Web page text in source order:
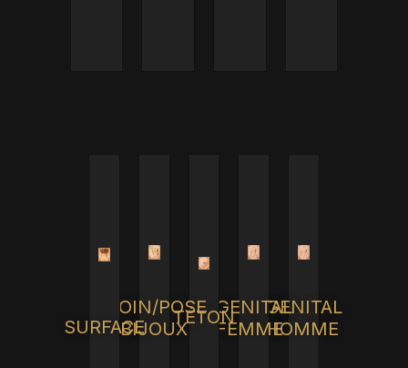
GENITAL
HOMME
GENITAL
FEMME
TÉTON
SOIN/POSE
BIJOUX
SURFACE